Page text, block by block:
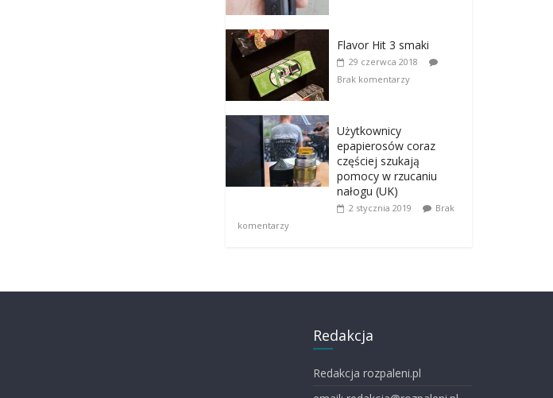
Flavor Hit 3 smaki
29 czerwca 2018
Brak komentarzy
Użytkownicy
epapierosów coraz
częściej szukają
pomocy w rzucaniu
nałogu (UK)
2 stycznia 2019
Brak
komentarzy
Redakcja
Redakcja rozpaleni.pl